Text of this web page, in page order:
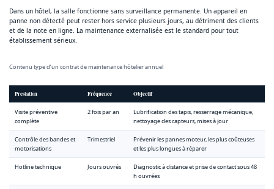
Dans un hôtel, la salle fonctionne sans surveillance permanente. Un appareil en
panne non détecté peut rester hors service plusieurs jours, au détriment des clients
et de la note en ligne. La maintenance externalisée est le standard pour tout
établissement sérieux.
Contenu type d’un contrat de maintenance hôtelier annuel
Prestation Fréquence Objectif
Visite préventive
complète
2 fois par an
Lubrification des tapis, resserrage mécanique,
nettoyage des capteurs, mises à jour
Contrôle des bandes et
motorisations
Trimestriel
Prévenir les pannes moteur, les plus coûteuses
et les plus longues à réparer
Hotline technique Jours ouvrés
Diagnostic à distance et prise de contact sous 48
h ouvrées